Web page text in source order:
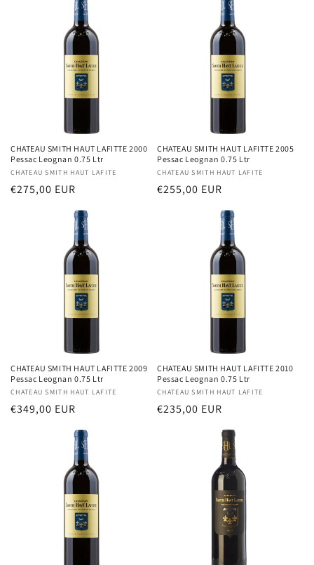
n
:
CHATEAU SMITH HAUT LAFITTE 2000
Pessac Leognan 0.75 Ltr
Distributeur :
CHATEAU SMITH HAUT LAFITE
Prix
€275,00 EUR
CHATEAU SMITH HAUT LAFITTE 2005
Pessac Leognan 0.75 Ltr
Distributeur :
CHATEAU SMITH HAUT LAFITE
Prix
€255,00 EUR
CHATEAU SMITH HAUT LAFITTE 2009
Pessac Leognan 0.75 Ltr
Distributeur :
CHATEAU SMITH HAUT LAFITE
Prix
€349,00 EUR
CHATEAU SMITH HAUT LAFITTE 2010
Pessac Leognan 0.75 Ltr
Distributeur :
CHATEAU SMITH HAUT LAFITE
Prix
€235,00 EUR